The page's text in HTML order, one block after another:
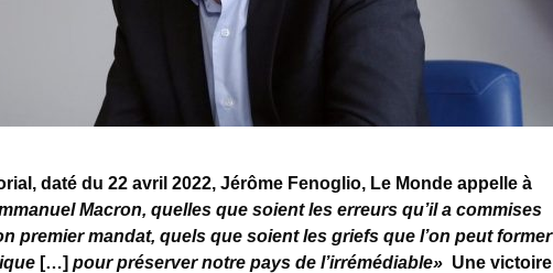
daté du 22 avril 2022, Jérôme Fenoglio, Le Monde appelle à
Macron, quelles que soient les erreurs qu’il a commises
premier mandat, quels que soient les griefs que l’on peut former
[…] pour préserver notre pays de l’irrémédiable» Une victoire